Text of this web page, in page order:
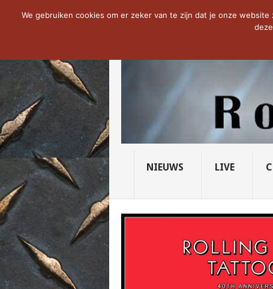
NOW TRENDING: THE VICIOUS HEAD
NIEUWS LIVE
We gebruiken cookies om er zeker van te zijn dat je onze